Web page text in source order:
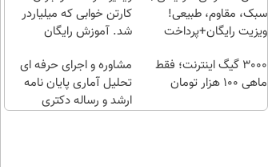
این
بهتر!!
احراز
کن
سبک، مقاوم، طبیعی!
ویزیت رایگان+پرداخت
کارتن خوابی که میلیاردر
شد. آموزش رایگان
3000 گیگ اینترنت؛ فقط
ماهی 100 هزار تومان
مشاوره و اجرای حرفه ای
تحلیل آماری پایان نامه
ارشد و رساله دکتری